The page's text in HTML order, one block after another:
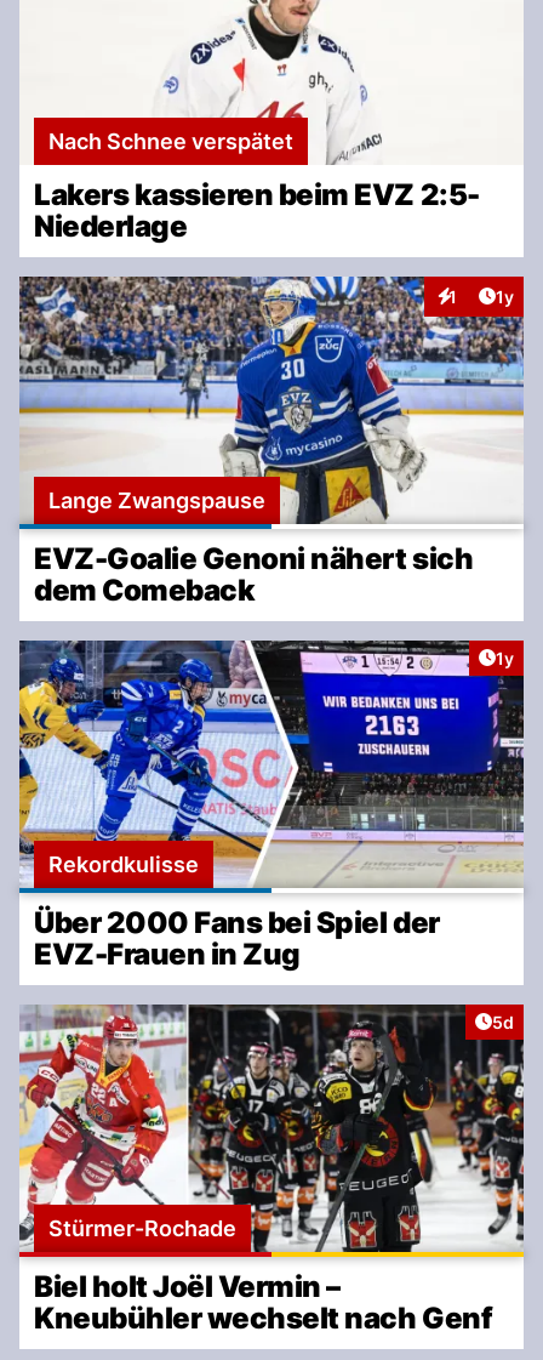
Nach Schnee verspätet
Lakers kassieren beim EVZ 2:5-
Niederlage
1
Interaktionen
1y
Lange Zwangspause
EVZ-Goalie Genoni nähert sich
dem Comeback
1y
Rekordkulisse
Über 2000 Fans bei Spiel der
EVZ-Frauen in Zug
5d
Stürmer-Rochade
Biel holt Joël Vermin –
Kneubühler wechselt nach Genf